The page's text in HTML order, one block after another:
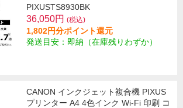
PIXUSTS8930BK
36,050円 (税込)
1,802円分ポイント還元
発送目安：即納（在庫残りわずか）
CANON インクジェット複合機 PIXUS
プリンター A4 4色インク Wi-Fi 印刷 コ